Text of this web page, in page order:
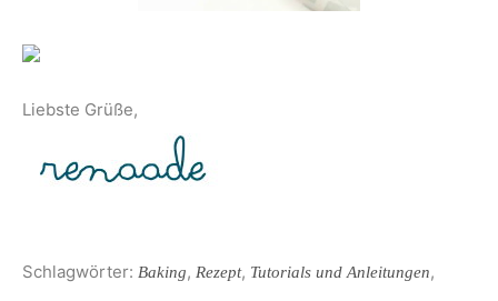
Liebste Grüße,
Schlagwörter: Baking, Rezept, Tutorials und Anleitungen,